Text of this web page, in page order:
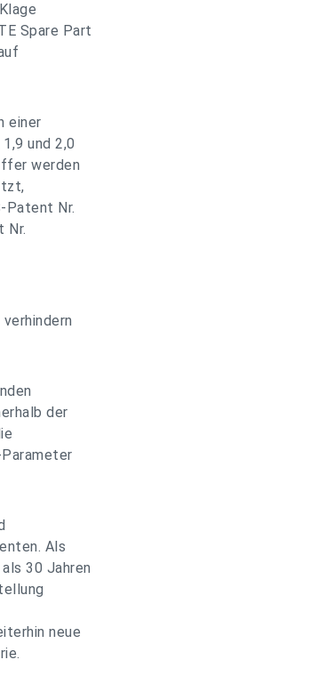
Spare Part
einer
und 2,0
werden
Patent Nr.
Nr.
der
Als
30 Jahren
neue